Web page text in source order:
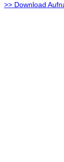
>> Download